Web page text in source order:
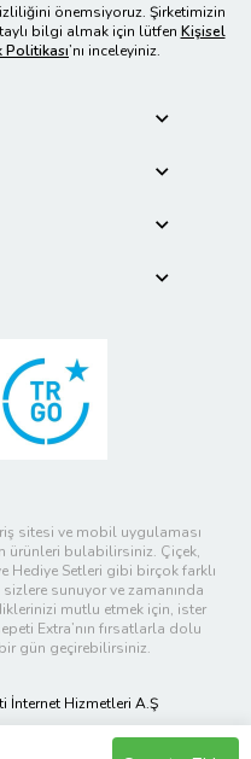
önemsiyoruz. Şirketimizin
bilgi almak için lütfen Kişisel
Politikası’nı inceleyiniz.
sitesi ve mobil uygulaması
ürünleri bulabilirsiniz. Çiçek,
Hediye Setleri gibi birçok farklı
sunuyor ve zamanında
mutlu etmek için, ister
Extra’nın fırsatlarla dolu
gün geçirebilirsiniz.
İnternet Hizmetleri A.Ş